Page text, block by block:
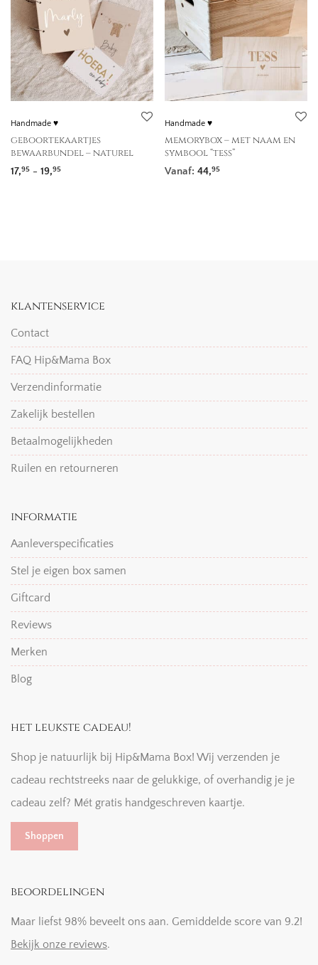
Handmade ♥
geboortekaartjes
bewaarbundel – naturel
17,95 - 19,95Prijsklasse: 17,95 tot 19,95
Handmade ♥
memorybox – met naam en
symbool “tess”
Vanaf: 44,95
klantenservice
Contact
FAQ Hip&Mama Box
Verzendinformatie
Zakelijk bestellen
Betaalmogelijkheden
Ruilen en retourneren
informatie
Aanleverspecificaties
Stel je eigen box samen
Giftcard
Reviews
Merken
Blog
het leukste cadeau!
Shop je natuurlijk bij Hip&Mama Box! Wij verzenden je
cadeau rechtstreeks naar de gelukkige, of overhandig je je
cadeau zelf? Mét gratis handgeschreven kaartje.
Shoppen
beoordelingen
Maar liefst 98% beveelt ons aan. Gemiddelde score van 9.2!
Bekijk onze reviews.